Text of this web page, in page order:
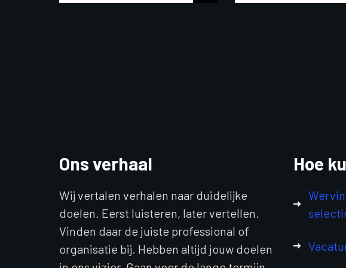
Ons verhaal
Wij vertalen verhalen naar duidelijke
doelen. Eerst luisteren, later vertellen.
Vinden daar de juiste professional of
organisatie bij. Hebben altijd jouw doelen
Hoe